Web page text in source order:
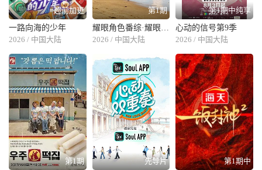
超前加更
一路向海的少年
2026 / 中国大陆
第1期
耀眼角色番综·耀眼一夏
2026 / 中国大陆
第1期中纯享
心动的信号第9季
2026 / 中国大陆
第1期 先导片 第1期中